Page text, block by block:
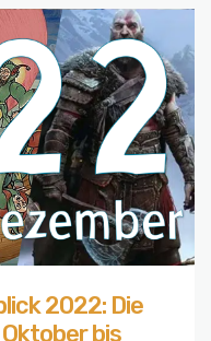
2022: Die
bis